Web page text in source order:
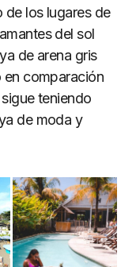
de los lugares de
del sol
de arena gris
en comparación
teniendo
de moda y